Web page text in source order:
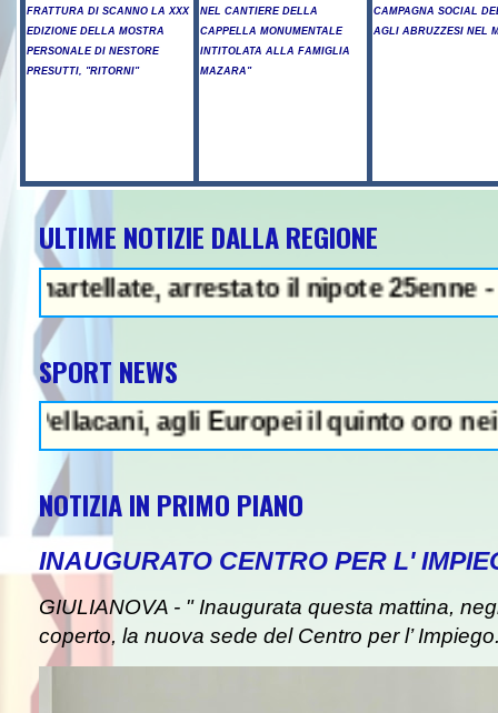
FRATTURA DI SCANNO LA XXX
EDIZIONE DELLA MOSTRA
PERSONALE DI NESTORE
PRESUTTI, "RITORNI"
NEL CANTIERE DELLA
CAPPELLA MONUMENTALE
INTITOLATA ALLA FAMIGLIA
MAZARA"
CAMPAGNA SOCIAL
AGLI ABRUZZESI NEL
ULTIME NOTIZIE DALLA REGIONE
arrestato il nipote 25enne - A
SPORT NEWS
agli Europei il quinto oro nei tuffi
NOTIZIA IN PRIMO PIANO
INAUGURATO CENTRO PER L'
GIULIANOVA - " Inaugurata questa mattina,
coperto, la nuova sede del Centro per l’
- Arresto illegale e